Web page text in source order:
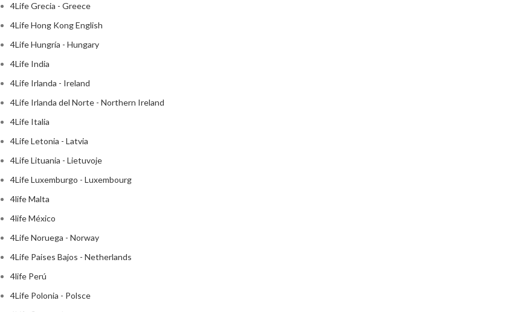
4Life Grecia - Greece
4Life Hong Kong English
4Life Hungría - Hungary
4Life India
4Life Irlanda - Ireland
4Life Irlanda del Norte - Northern Ireland
4Life Italia
4Life Letonia - Latvia
4Life Lituania - Lietuvoje
4Life Luxemburgo - Luxembourg
4life Malta
4life México
4Life Noruega - Norway
4Life Paises Bajos - Netherlands
4life Perú
4Life Polonia - Polsce